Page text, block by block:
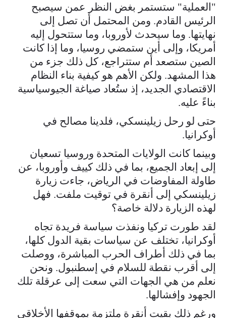
"العملية" ستستمر بغض النظر عمن سيصبح
الرئيس القادم. ومن المحتمل أن تصل إلى
نهايتها. وما سيحدث لأوروبا، وما ستتحول إليه
أمريكا، وإلى أين ستمضي روسيا، وما إذا كانت
الصين ستصعد أم ستتراجع، كل ذلك جزء من
هذا المشهد. ولكن الأهم هو كيفية بناء النظام
الاقتصادي الجديد، إذ ستُعاد صياغة الجيوسياسية
بناءً عليه.
حتى لو رحل زيلينسكي، فلدينا مصالح في
أوكرانيا.
وبينما كانت الولايات المتحدة وروسيا تسعيان
إلى إبعاد الجميع، بما في ذلك كييف وأوروبا، عن
طاولة المفاوضات في الرياض، جاءت زيارة
زيلينسكي إلى أنقرة في توقيت ملفت. فهل
لهذه الزيارة دلالة خاصة؟
لقد طورت تركيا ونفذت سياسة فريدة تجاه
أوكرانيا، تختلف عن سياسات بقية الدول كلها،
بما في ذلك أطراف الحرب المباشرة، ووصلت
إلى أقرب نقطة للسلام في إسطنبول. ونحن
نعلم من هي الجهات التي سعت إلى عرقلة تلك
الجهود وإفشالها.
ورغم ذلك بقيت أنقرة ملتزمة بموقفها الأخلاقي